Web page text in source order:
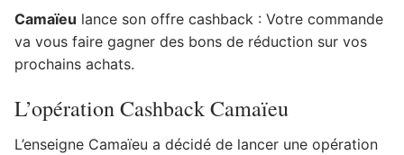
Camaïeu lance son offre cashback : Votre commande
va vous faire gagner des bons de réduction sur vos
prochains achats.
L’opération Cashback Camaïeu
L’enseigne Camaïeu a décidé de lancer une opération